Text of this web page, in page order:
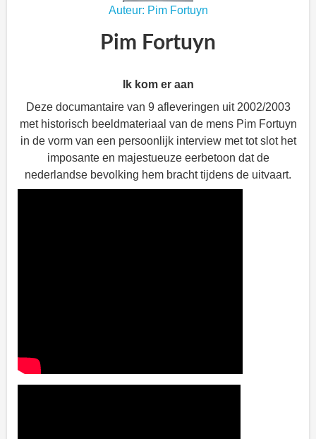
Auteur: Pim Fortuyn
Pim Fortuyn
Ik kom er aan
Deze documantaire van 9 afleveringen uit 2002/2003
met historisch beeldmateriaal van de mens Pim Fortuyn
in de vorm van een persoonlijk interview met tot slot het
imposante en majestueuze eerbetoon dat de
nederlandse bevolking hem bracht tijdens de uitvaart.